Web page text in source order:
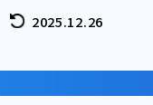
2025.12.26